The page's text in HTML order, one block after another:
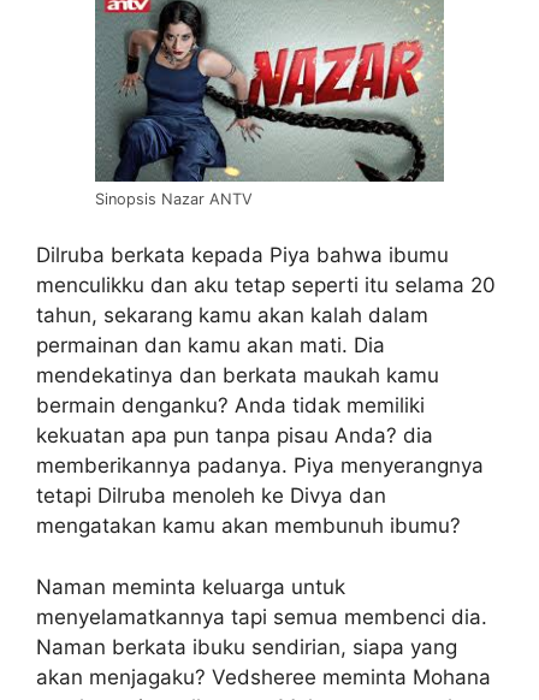
Sinopsis Nazar ANTV
Dilruba berkata kepada Piya bahwa ibumu
menculikku dan aku tetap seperti itu selama 20
tahun, sekarang kamu akan kalah dalam
permainan dan kamu akan mati. Dia
mendekatinya dan berkata maukah kamu
bermain denganku? Anda tidak memiliki
kekuatan apa pun tanpa pisau Anda? dia
memberikannya padanya. Piya menyerangnya
tetapi Dilruba menoleh ke Divya dan
mengatakan kamu akan membunuh ibumu?
Naman meminta keluarga untuk
menyelamatkannya tapi semua membenci dia.
Naman berkata ibuku sendirian, siapa yang
akan menjagaku? Vedsheree meminta Mohana